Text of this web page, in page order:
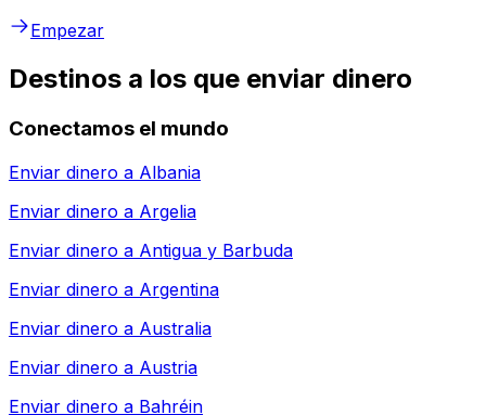
Empezar
Destinos a los que enviar dinero
Conectamos el mundo
Enviar dinero a Albania
Enviar dinero a Argelia
Enviar dinero a Antigua y Barbuda
Enviar dinero a Argentina
Enviar dinero a Australia
Enviar dinero a Austria
Enviar dinero a Bahréin